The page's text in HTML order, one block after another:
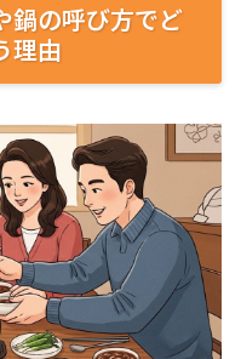
鍋の呼び方でど
理由